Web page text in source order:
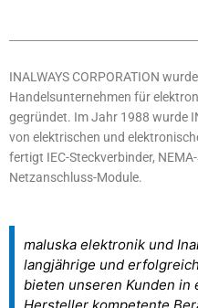
INALWAYS CORPORATION
Handelsunternehmen für
gegründet. Im Jahr 1988 wurde
von elektrischen und
fertigt IEC-Steckverbinder,
Netzanschluss-Module.
maluska elektronik und
langjährige und
bieten unseren Kunden in